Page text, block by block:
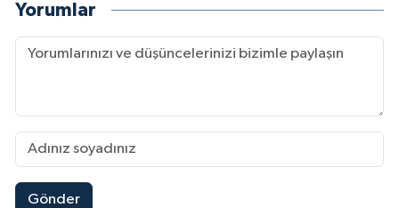
Yorumlar
Gönder